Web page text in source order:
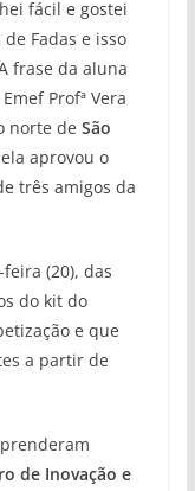
fácil e gostei
Fadas e isso
frase da aluna
Profª Vera
norte de São
aprovou o
três amigos da
(20), das
do kit do
e que
a partir de
de Inovação e